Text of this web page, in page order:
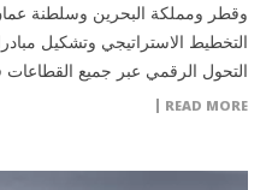
وقطر ومملكة البحرين وسلطنة
التخطيط الاستراتيجي وتشكيل
التحول الرقمي عبر جميع
READ MORE